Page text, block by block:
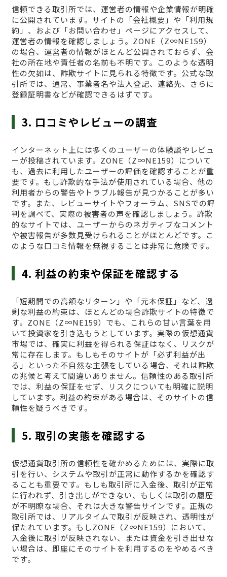
信頼できる取引所では、運営者の情報や企業情報が明確
に公開されています。サイトの「会社概要」や「利用規
約」、および「お問い合わせ」ページにアクセスして、
運営者の情報を確認しましょう。ZONE（Z∞NE159）
の場合、運営者の情報がほとんど公開されておらず、会
社の所在地や責任者の名前も不明です。このような透明
性の欠如は、詐欺サイトに見られる特徴です。公式な取
引所では、通常、事業者名や法人登記、連絡先、さらに
登録証明書などが確認できるはずです。
3. 口コミやレビューの調査
インターネット上には多くのユーザーの体験談やレビュ
ーが投稿されています。ZONE（Z∞NE159）について
も、過去に利用したユーザーの評価を確認することが重
要です。もし詐欺的な手法が使用されている場合、他の
利用者からの警告やトラブル報告が見つかることが多い
です。また、レビューサイトやフォーラム、SNSでの評
判を調べて、実際の被害者の声を確認しましょう。詐欺
的なサイトでは、ユーザーからのネガティブなコメント
や被害報告が多数見受けられることがほとんどです。こ
のような口コミ情報を無視することは非常に危険です。
4. 利益の約束や保証を確認する
「短期間での高額なリターン」や「元本保証」など、過
剰な利益の約束は、ほとんどの場合詐欺サイトの特徴で
す。ZONE（Z∞NE159）でも、これらの甘い言葉を用
いて投資家を引き込もうとしています。実際の仮想通貨
市場では、確実に利益を得られる保証はなく、リスクが
常に存在します。もしもそのサイトが「必ず利益が出
る」といった不自然な主張をしている場合、それは詐欺
の兆候と考えて間違いありません。信頼性のある取引所
では、利益の保証をせず、リスクについても明確に説明
しています。利益の約束がある場合は、そのサイトの信
頼性を疑うべきです。
5. 取引の実態を確認する
仮想通貨取引所の信頼性を確かめるためには、実際に取
引を行い、システムや取引が正常に動作するかを確認す
ることも重要です。もしも取引所に入金後、取引が正常
に行われず、引き出しができない、もしくは取引の履歴
が不明瞭な場合、それは大きな警告サインです。正規の
取引所では、リアルタイムで取引が反映され、透明性が
保たれています。もしZONE（Z∞NE159）において、
入金後に取引が反映されない、または資金を引き出せな
い場合は、即座にそのサイトを利用するのをやめるべき
です。